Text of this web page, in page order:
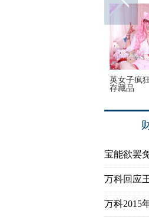
英女子疯狂迷恋凯
宝能欲罢
万科回应
万科2015